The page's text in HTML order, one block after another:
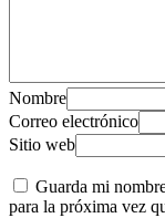
Nombre
Correo electrónico
Sitio web
Guarda mi
para la próxima vez